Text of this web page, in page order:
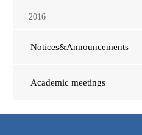
2016
Notices&Announcements
Academic meetings